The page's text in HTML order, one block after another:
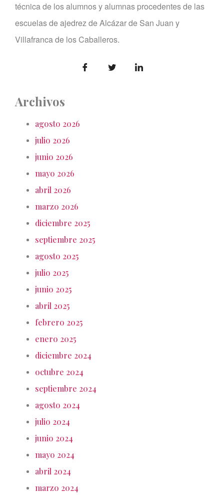
técnica de los alumnos y alumnas procedentes de las
escuelas de ajedrez de Alcázar de San Juan y
Villafranca de los Caballeros.
Archivos
agosto 2026
julio 2026
junio 2026
mayo 2026
abril 2026
marzo 2026
diciembre 2025
septiembre 2025
agosto 2025
julio 2025
junio 2025
abril 2025
febrero 2025
enero 2025
diciembre 2024
octubre 2024
septiembre 2024
agosto 2024
julio 2024
junio 2024
mayo 2024
abril 2024
marzo 2024